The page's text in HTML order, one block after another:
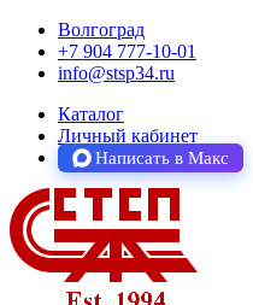
Волгоград
+7 904 777-10-01
info@stsp34.ru
Каталог
Личный кабинет
Написать в Макс